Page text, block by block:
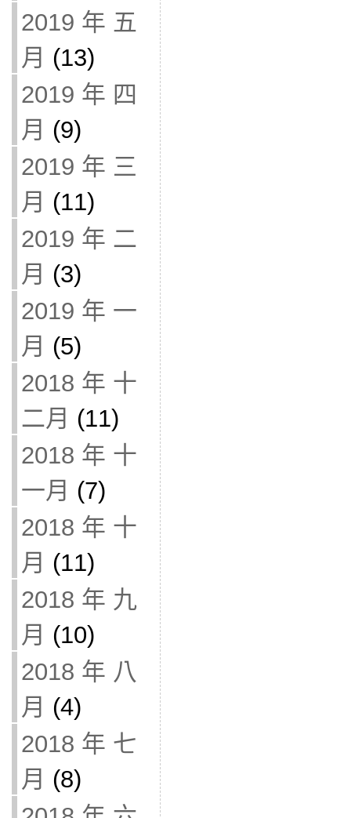
2019 年 五
月 (13)
2019 年 四
月 (9)
2019 年 三
月 (11)
2019 年 二
月 (3)
2019 年 一
月 (5)
2018 年 十
二月 (11)
2018 年 十
一月 (7)
2018 年 十
月 (11)
2018 年 九
月 (10)
2018 年 八
月 (4)
2018 年 七
月 (8)